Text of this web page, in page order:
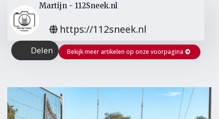
Martijn - 112Sneek.nl
https://112sneek.nl
Delen Bekijk meer artikelen op onze voorpagina